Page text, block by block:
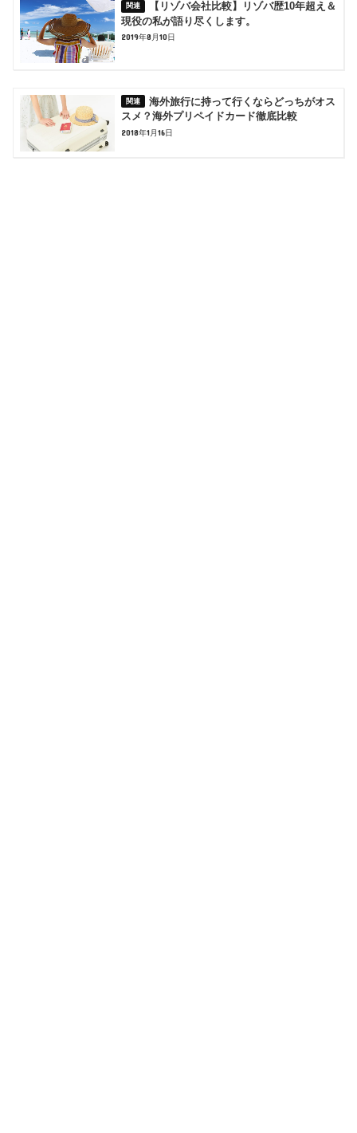
【リゾバ会社比較】リゾバ歴10年超え＆
現役の私が語り尽くします。
2019年8月10日
海外旅行に持って行くならどっちがオス
スメ？海外プリペイドカード徹底比較
2018年1月16日